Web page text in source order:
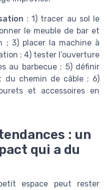
: 1) tracer au sol le
le meuble de bar et
; 3) placer la machine à
; 4) tester l’ouverture
au barbecue ; 5) définir
du chemin de câble ; 6)
et accessoires en
: un
qui a du
espace peut rester